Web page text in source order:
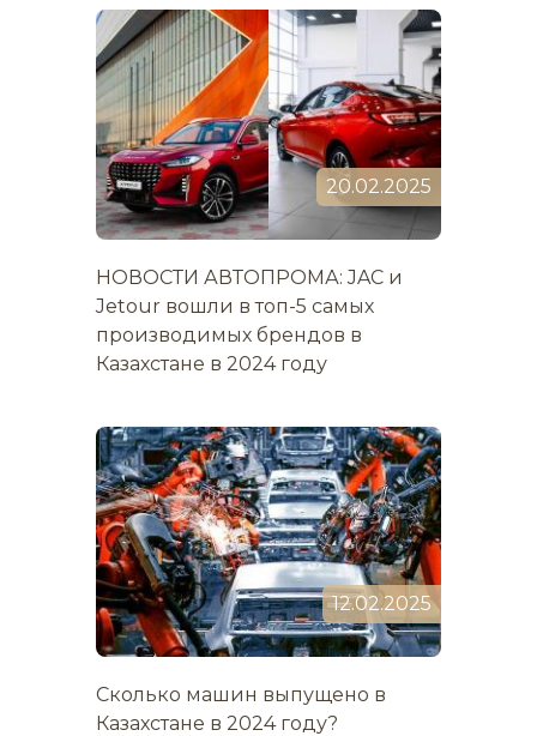
20.02.2025
НОВОСТИ АВТОПРОМА: JAC и
Jetour вошли в топ-5 самых
производимых брендов в
Казахстане в 2024 году
12.02.2025
Сколько машин выпущено в
Казахстане в 2024 году?